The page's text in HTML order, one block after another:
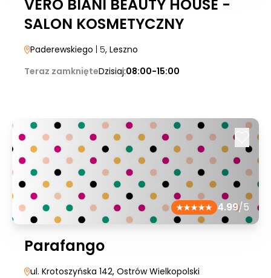
VERO BIANI BEAUTY HOUSE -
SALON KOSMETYCZNY
Paderewskiego | 5, Leszno
Teraz zamknięteDzisiaj:08:00-15:00
4.99/5
Parafango
ul. Krotoszyńska 142, Ostrów Wielkopolski